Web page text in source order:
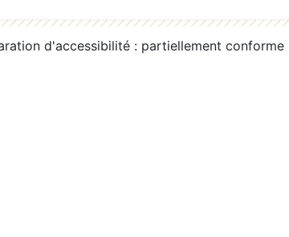
d'accessibilité : partiellement conforme